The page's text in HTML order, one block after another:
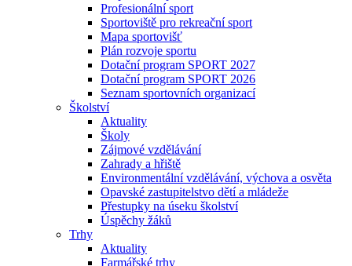
Profesionální sport
Sportoviště pro rekreační sport
Mapa sportovišť
Plán rozvoje sportu
Dotační program SPORT 2027
Dotační program SPORT 2026
Seznam sportovních organizací
Školství
Aktuality
Školy
Zájmové vzdělávání
Zahrady a hřiště
Environmentální vzdělávání, výchova a osvěta
Opavské zastupitelstvo dětí a mládeže
Přestupky na úseku školství
Úspěchy žáků
Trhy
Aktuality
Farmářské trhy